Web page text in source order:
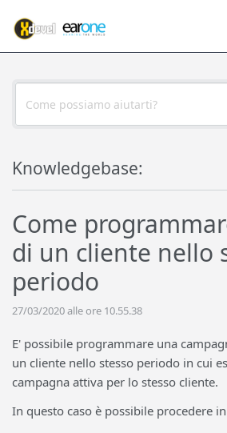
Notizie
Knowledgebase:
Come
di un cliente nello
periodo
27/03/2020 alle ore 10.55.38
E' possibile programmare una
un cliente nello stesso periodo in cui
campagna attiva per lo stesso cliente.
In questo caso è possibile procedere